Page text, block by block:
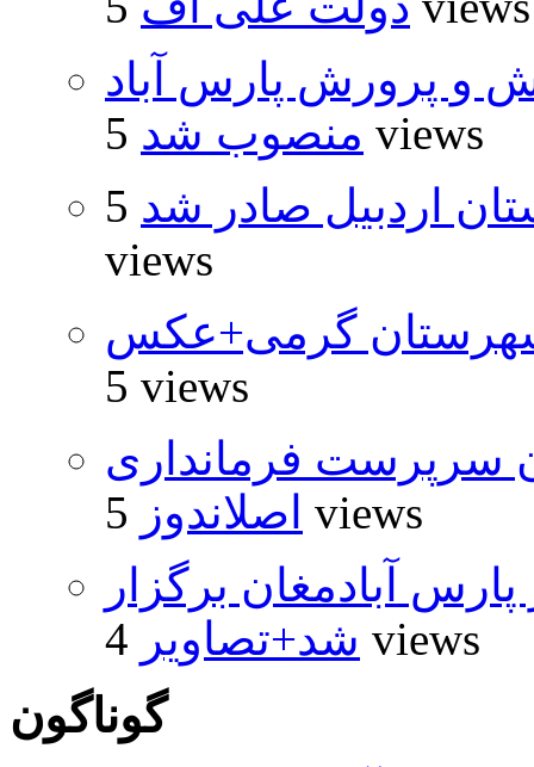
و پرورش پارس آباد
منصوب شد 5 views
اردبیل صادر شد 5
views
گرمی+عکس
5 views
سرپرست فرمانداری
اصلاندوز 5 views
آبادمغان برگزار
شد+تصاویر 4 views
گوناگون